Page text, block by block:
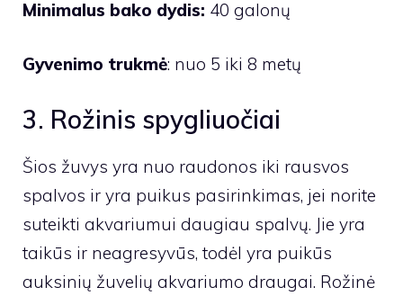
Minimalus bako dydis: 40 galonų
Gyvenimo trukmė: nuo 5 iki 8 metų
3. Rožinis spygliuočiai
Šios žuvys yra nuo raudonos iki rausvos
spalvos ir yra puikus pasirinkimas, jei norite
suteikti akvariumui daugiau spalvų. Jie yra
taikūs ir neagresyvūs, todėl yra puikūs
auksinių žuvelių akvariumo draugai. Rožinė